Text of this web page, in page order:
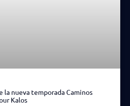
la nueva temporada Caminos
Kalos